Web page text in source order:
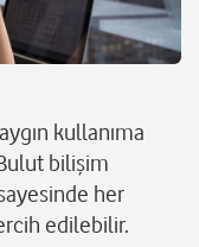
kullanıma
bilişim
her
edilebilir.